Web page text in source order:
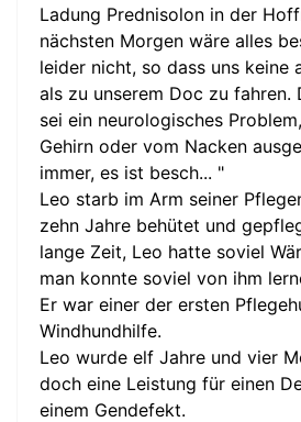
Ladung Prednisolon in der
nächsten Morgen wäre alles
leider nicht, so dass uns keine
als zu unserem Doc zu fahren.
sei ein neurologisches
Gehirn oder vom Nacken
immer, es ist besch... "
Leo starb im Arm seiner
zehn Jahre behütet und
lange Zeit, Leo hatte soviel
man konnte soviel von ihm
Er war einer der ersten
Windhundhilfe.
Leo wurde elf Jahre und vier
doch eine Leistung für einen
einem Gendefekt.